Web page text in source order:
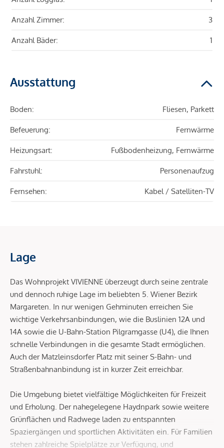
Anzahl Zimmer: 3
Anzahl Bäder: 1
Ausstattung
Boden: Fliesen, Parkett
Befeuerung: Fernwärme
Heizungsart: Fußbodenheizung, Fernwärme
Fahrstuhl: Personenaufzug
Fernsehen: Kabel / Satelliten-TV
Lage
Das Wohnprojekt VIVIENNE überzeugt durch seine zentrale
und dennoch ruhige Lage im beliebten 5. Wiener Bezirk
Margareten. In nur wenigen Gehminuten erreichen Sie
wichtige Verkehrsanbindungen, wie die Buslinien 12A und
14A sowie die U-Bahn-Station Pilgramgasse (U4), die Ihnen
schnelle Verbindungen in die gesamte Stadt ermöglichen.
Auch der Matzleinsdorfer Platz mit seiner S-Bahn- und
Straßenbahnanbindung ist in kurzer Zeit erreichbar.
Die Umgebung bietet vielfältige Möglichkeiten für Freizeit
und Erholung. Der nahegelegene Haydnpark sowie weitere
Grünflächen und Radwege laden zu entspannten
Spaziergängen und sportlichen Aktivitäten ein. Für Familien
stehen zahlreiche Spielplätze zur Verfügung, und